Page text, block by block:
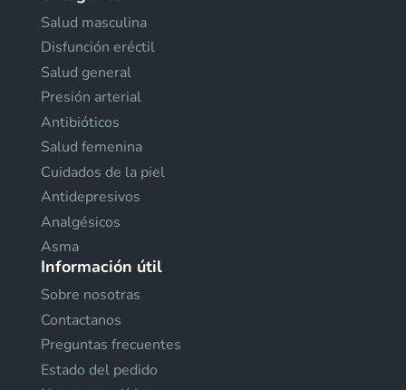
Salud masculina
Disfunción eréctil
Salud general
Presión arterial
Antibióticos
Salud femenina
Cuidados de la piel
Antidepresivos
Analgésicos
Asma
Información útil
Sobre nosotras
Contactanos
Preguntas frecuentes
Estado del pedido